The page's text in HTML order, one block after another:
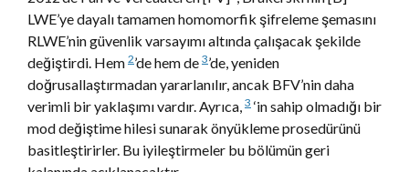
LWE’ye dayalı tamamen homomorfik şifreleme şemasını
RLWE’nin güvenlik varsayımı altında çalışacak şekilde
değiştirdi. Hem 2’de hem de 3’de, yeniden
doğrusallaştırmadan yararlanılır, ancak BFV’nin daha
verimli bir yaklaşımı vardır. Ayrıca, 3 ‘in sahip olmadığı bir
mod değiştime hilesi sunarak önyükleme prosedürünü
basitleştirirler. Bu iyileştirmeler bu bölümün geri